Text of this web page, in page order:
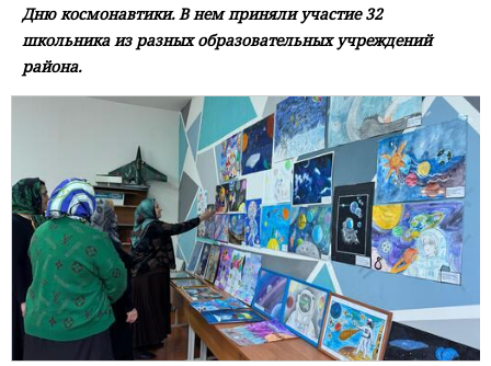
Дню космонавтики. В нем приняли участие 32
школьника из разных образовательных учреждений
района.